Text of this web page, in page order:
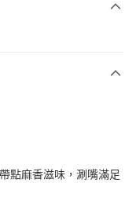
點麻香滋味，涮嘴滿足